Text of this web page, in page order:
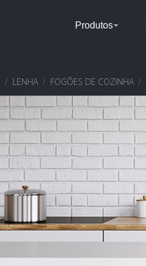
Produtos
LENHA FOGÕES DE COZINHA